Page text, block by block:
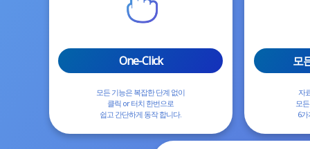
One-Click
모든 기능은 복잡한 단계 없이
클릭 or 터치 한번으로
쉽고 간단하게 동작 합니다.
모
자
모
6